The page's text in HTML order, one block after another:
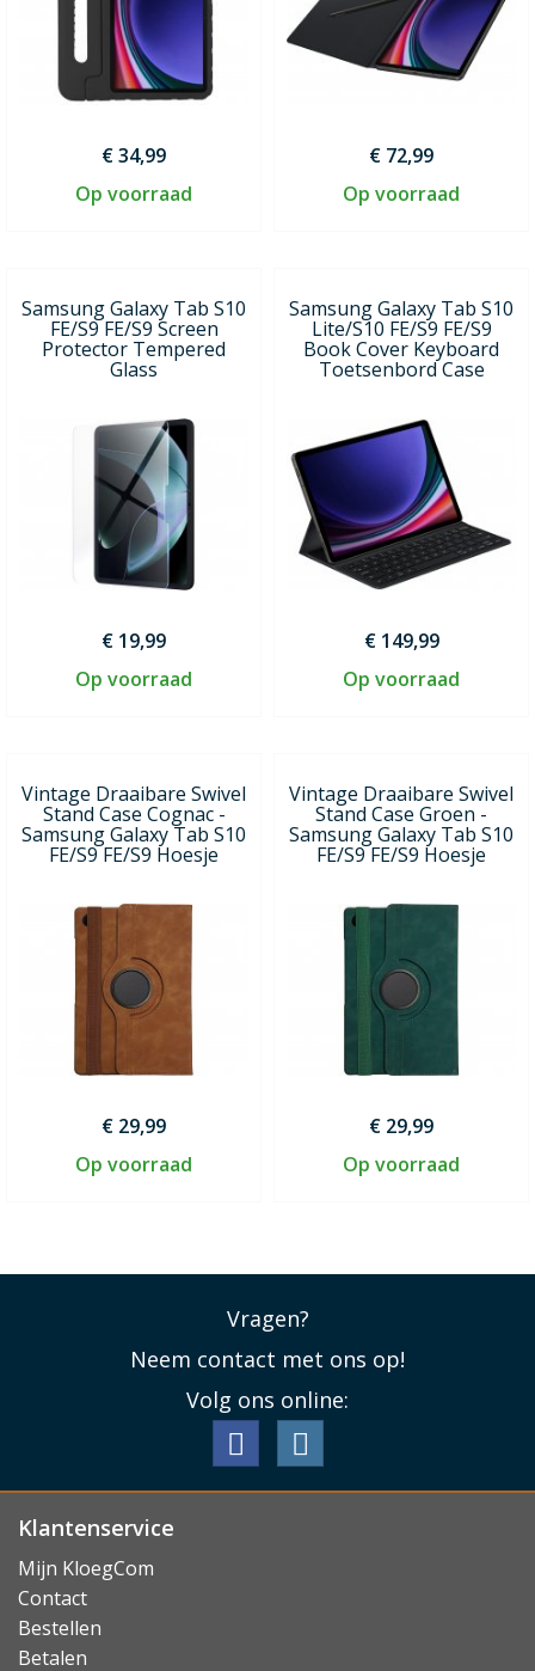
€ 34,99
Op voorraad
€ 72,99
Op voorraad
Samsung Galaxy Tab S10
FE/S9 FE/S9 Screen
Protector Tempered
Glass
€ 19,99
Op voorraad
Samsung Galaxy Tab S10
Lite/S10 FE/S9 FE/S9
Book Cover Keyboard
Toetsenbord Case
€ 149,99
Op voorraad
Vintage Draaibare Swivel
Stand Case Cognac -
Samsung Galaxy Tab S10
FE/S9 FE/S9 Hoesje
€ 29,99
Op voorraad
Vintage Draaibare Swivel
Stand Case Groen -
Samsung Galaxy Tab S10
FE/S9 FE/S9 Hoesje
€ 29,99
Op voorraad
Vragen?
Neem contact met ons op!
Volg ons online:
Klantenservice
Mijn KloegCom
Contact
Bestellen
Betalen